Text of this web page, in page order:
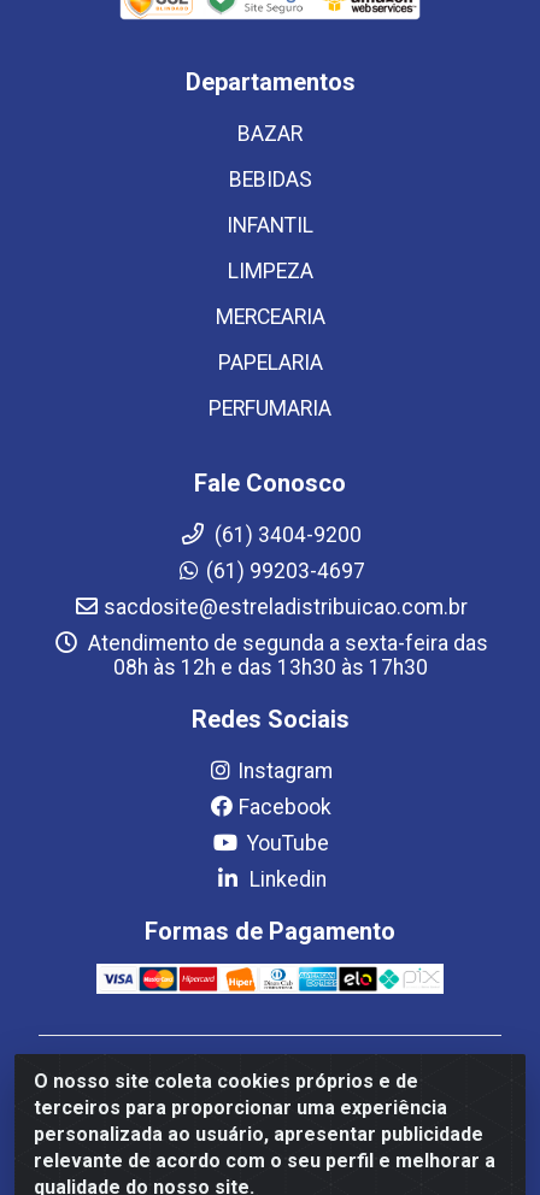
O nosso site coleta cookies próprios e de
terceiros para proporcionar uma experiência
personalizada ao usuário, apresentar publicidade
relevante de acordo com o seu perfil e melhorar a
qualidade do nosso site.
Departamentos
BAZAR
BEBIDAS
INFANTIL
LIMPEZA
MERCEARIA
PAPELARIA
PERFUMARIA
Fale Conosco
(61) 3404-9200
(61) 99203-4697
sacdosite@estreladistribuicao.com.br
Atendimento de segunda a sexta-feira das
08h às 12h e das 13h30 às 17h30
Redes Sociais
Instagram
Facebook
YouTube
Linkedin
Formas de Pagamento
Estrela Distribuição LTDA - CNPJ 08.691.096/0001-93 -
Setor Setor de Industria Qi 22 Lt 7, 9, 11, 13, 14 Ao 32,
S/NC - Setor Industrial Ceilândia, Brasília/DF - CEP
72265-220